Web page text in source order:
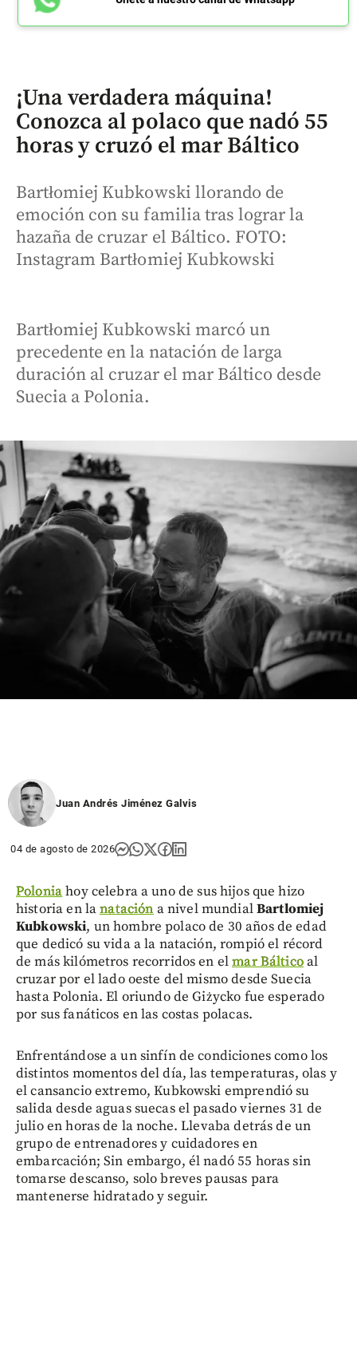
¡Una verdadera máquina!
Conozca al polaco que nadó 55
horas y cruzó el mar Báltico
Bartłomiej Kubkowski llorando de
emoción con su familia tras lograr la
hazaña de cruzar el Báltico. FOTO:
Instagram Bartłomiej Kubkowski
Bartłomiej Kubkowski marcó un
precedente en la natación de larga
duración al cruzar el mar Báltico desde
Suecia a Polonia.
Juan Andrés Jiménez Galvis
04 de agosto de 2026
Poloniahoy celebra a uno de sus hijos que hizo
historia en lanatacióna nivel mundialBartlomiej
Kubkowski, un hombre polaco de 30 años de edad
que dedicó su vida a la natación, rompió el récord
de más kilómetros recorridos en elmar Bálticoal
cruzar por el lado oeste del mismo desde Suecia
hasta Polonia. El oriundo de Giżycko fue esperado
por sus fanáticos en las costas polacas.
Enfrentándose a un sinfín de condiciones como los
distintos momentos del día, las temperaturas, olas y
el cansancio extremo, Kubkowski emprendió su
salida desde aguas suecas el pasado viernes 31 de
julio en horas de la noche. Llevaba detrás de un
grupo de entrenadores y cuidadores en
embarcación; Sin embargo, él nadó 55 horas sin
tomarse descanso, solo breves pausas para
mantenerse hidratado y seguir.